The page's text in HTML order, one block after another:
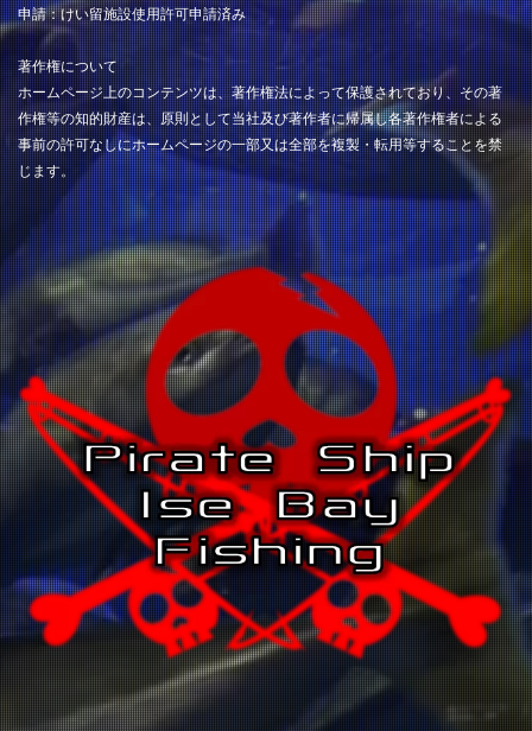
申請：けい留施設使用許可申請済み
著作権について
ホームページ上のコンテンツは、著作権法によって保護されており、その著
作権等の知的財産は、原則として当社及び著作者に帰属し各著作権者による
事前の許可なしにホームページの一部又は全部を複製・転用等することを禁
じます。